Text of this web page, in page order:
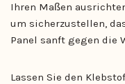
Ihren Maßen
um sicherzustellen,
Panel sanft gegen die
Lassen Sie den